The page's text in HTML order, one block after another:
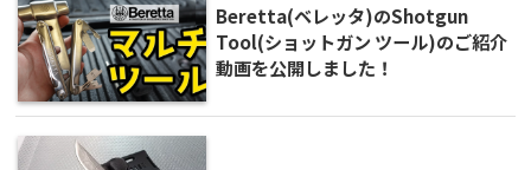
Beretta(ベレッタ)のShotgun
Tool(ショットガン ツール)のご紹介
動画を公開しました！